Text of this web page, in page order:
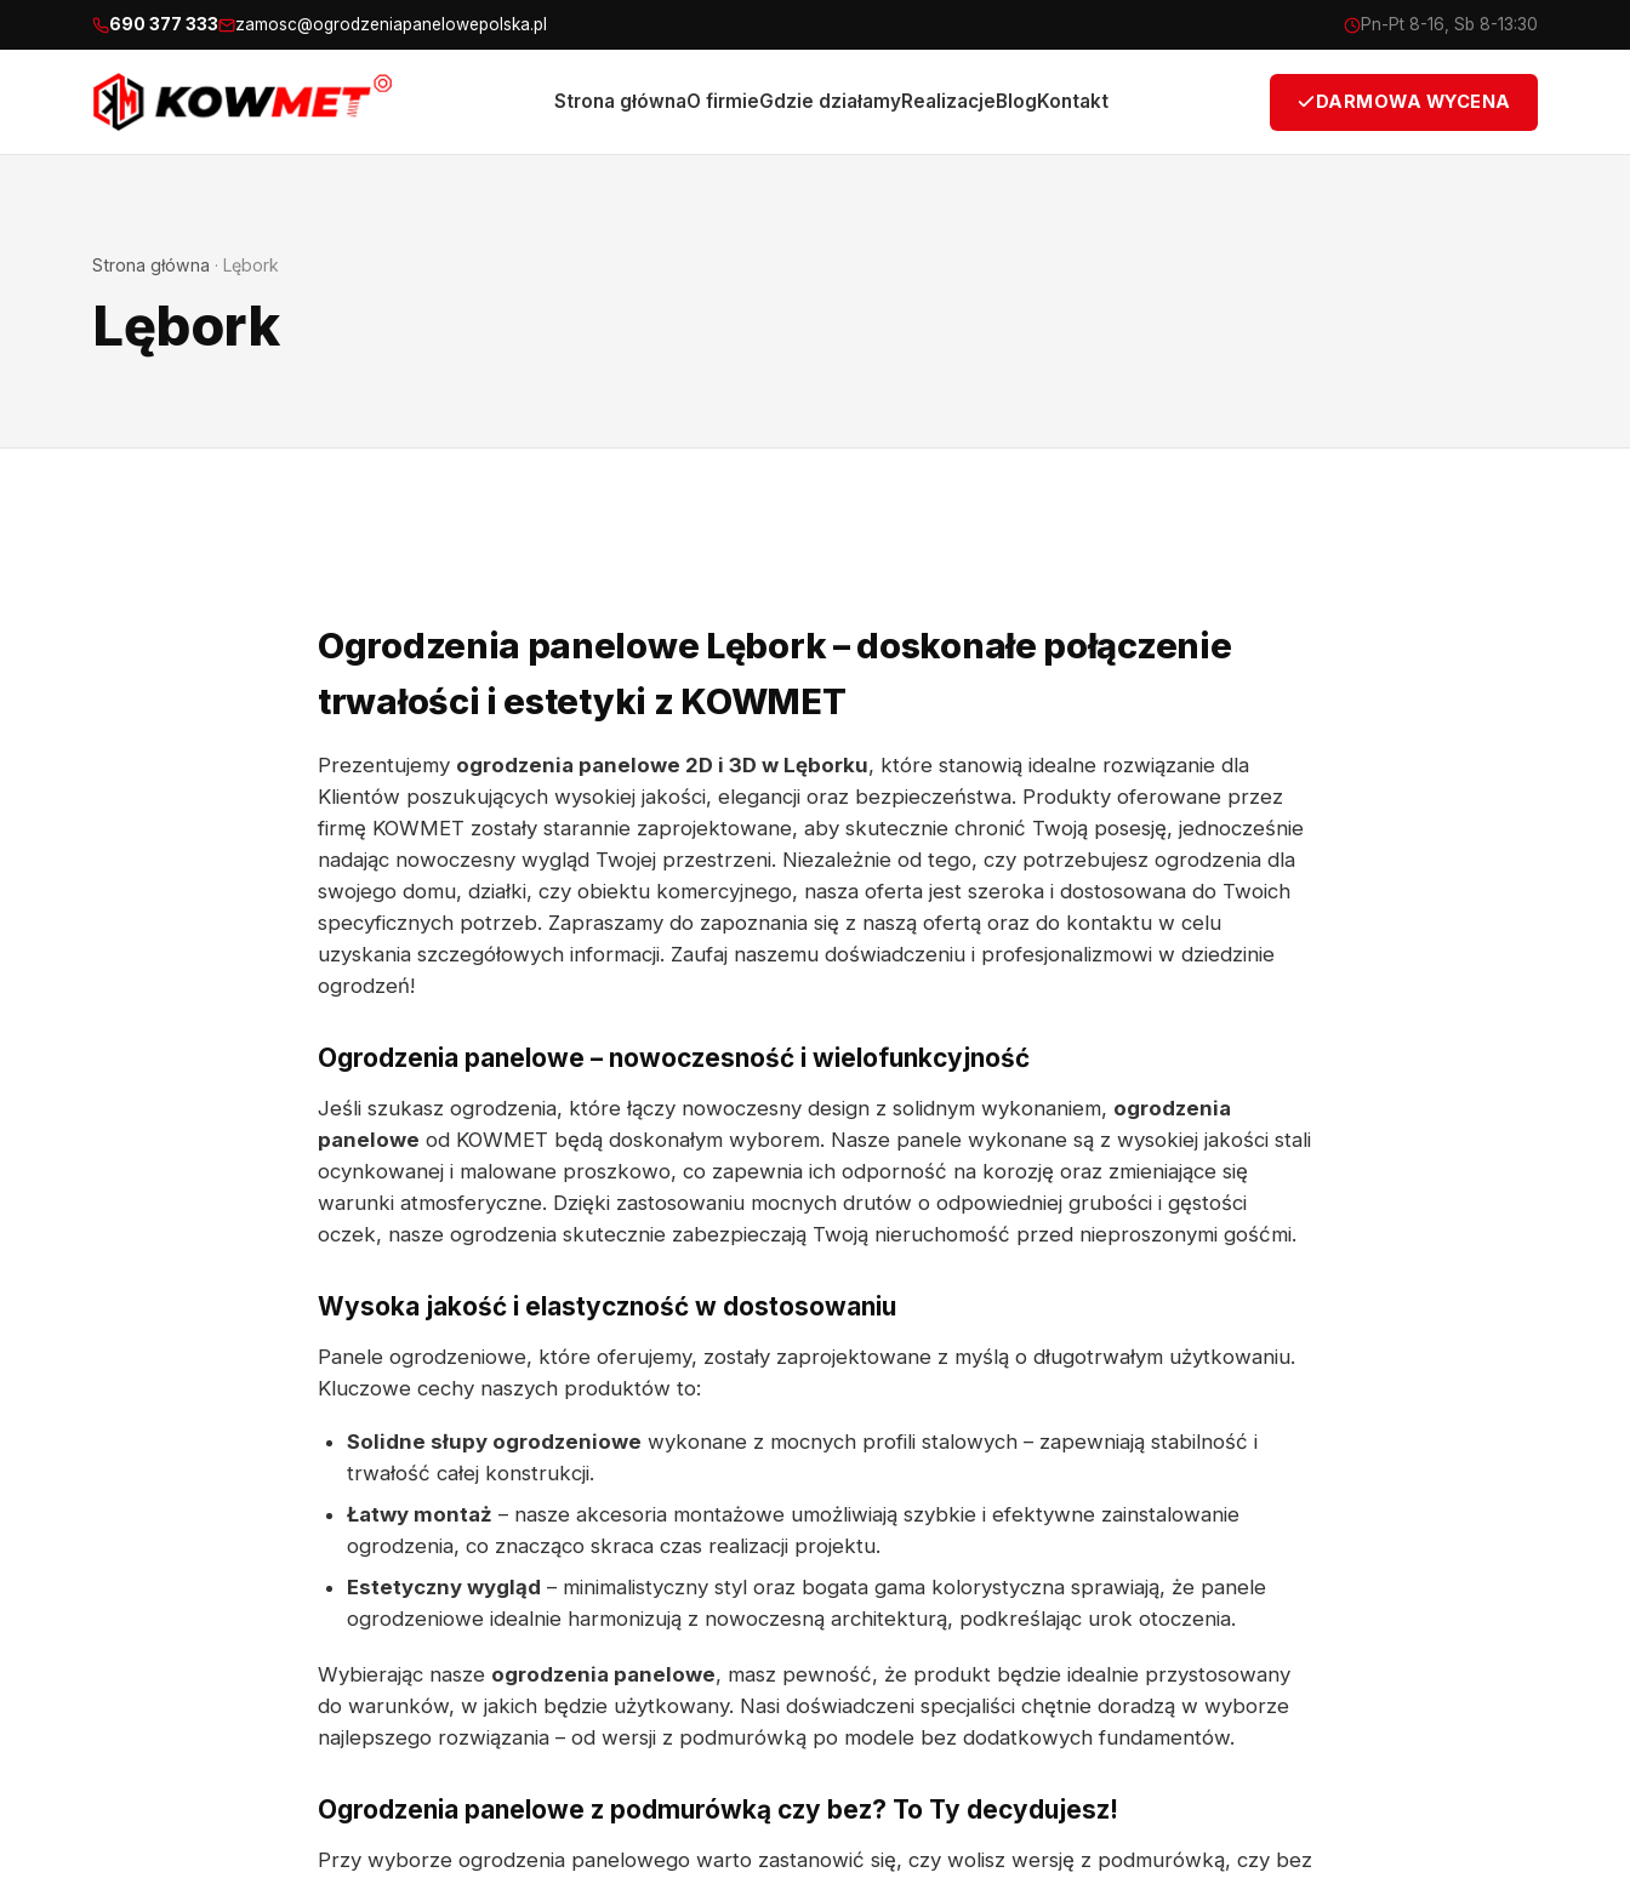
690 377 333 zamosc@ogrodzeniapanelowepolska.pl Pn-Pt 8-16, Sb 8-13:30
Strona głównaO firmieGdzie działamyRealizacjeBlogKontakt DARMOWA WYCENA
Strona główna · Lębork
Lębork
Ogrodzenia panelowe Lębork – doskonałe połączenie
trwałości i estetyki z KOWMET
Prezentujemy ogrodzenia panelowe 2D i 3D w Lęborku, które stanowią idealne rozwiązanie dla
Klientów poszukujących wysokiej jakości, elegancji oraz bezpieczeństwa. Produkty oferowane przez
firmę KOWMET zostały starannie zaprojektowane, aby skutecznie chronić Twoją posesję, jednocześnie
nadając nowoczesny wygląd Twojej przestrzeni. Niezależnie od tego, czy potrzebujesz ogrodzenia dla
swojego domu, działki, czy obiektu komercyjnego, nasza oferta jest szeroka i dostosowana do Twoich
specyficznych potrzeb. Zapraszamy do zapoznania się z naszą ofertą oraz do kontaktu w celu
uzyskania szczegółowych informacji. Zaufaj naszemu doświadczeniu i profesjonalizmowi w dziedzinie
ogrodzeń!
Ogrodzenia panelowe – nowoczesność i wielofunkcyjność
Jeśli szukasz ogrodzenia, które łączy nowoczesny design z solidnym wykonaniem, ogrodzenia
panelowe od KOWMET będą doskonałym wyborem. Nasze panele wykonane są z wysokiej jakości stali
ocynkowanej i malowane proszkowo, co zapewnia ich odporność na korozję oraz zmieniające się
warunki atmosferyczne. Dzięki zastosowaniu mocnych drutów o odpowiedniej grubości i gęstości
oczek, nasze ogrodzenia skutecznie zabezpieczają Twoją nieruchomość przed nieproszonymi gośćmi.
Wysoka jakość i elastyczność w dostosowaniu
Panele ogrodzeniowe, które oferujemy, zostały zaprojektowane z myślą o długotrwałym użytkowaniu.
Kluczowe cechy naszych produktów to:
Solidne słupy ogrodzeniowe wykonane z mocnych profili stalowych – zapewniają stabilność i
trwałość całej konstrukcji.
Łatwy montaż – nasze akcesoria montażowe umożliwiają szybkie i efektywne zainstalowanie
ogrodzenia, co znacząco skraca czas realizacji projektu.
Estetyczny wygląd – minimalistyczny styl oraz bogata gama kolorystyczna sprawiają, że panele
ogrodzeniowe idealnie harmonizują z nowoczesną architekturą, podkreślając urok otoczenia.
Wybierając nasze ogrodzenia panelowe, masz pewność, że produkt będzie idealnie przystosowany
do warunków, w jakich będzie użytkowany. Nasi doświadczeni specjaliści chętnie doradzą w wyborze
najlepszego rozwiązania – od wersji z podmurówką po modele bez dodatkowych fundamentów.
Ogrodzenia panelowe z podmurówką czy bez? To Ty decydujesz!
Przy wyborze ogrodzenia panelowego warto zastanowić się, czy wolisz wersję z podmurówką, czy bez